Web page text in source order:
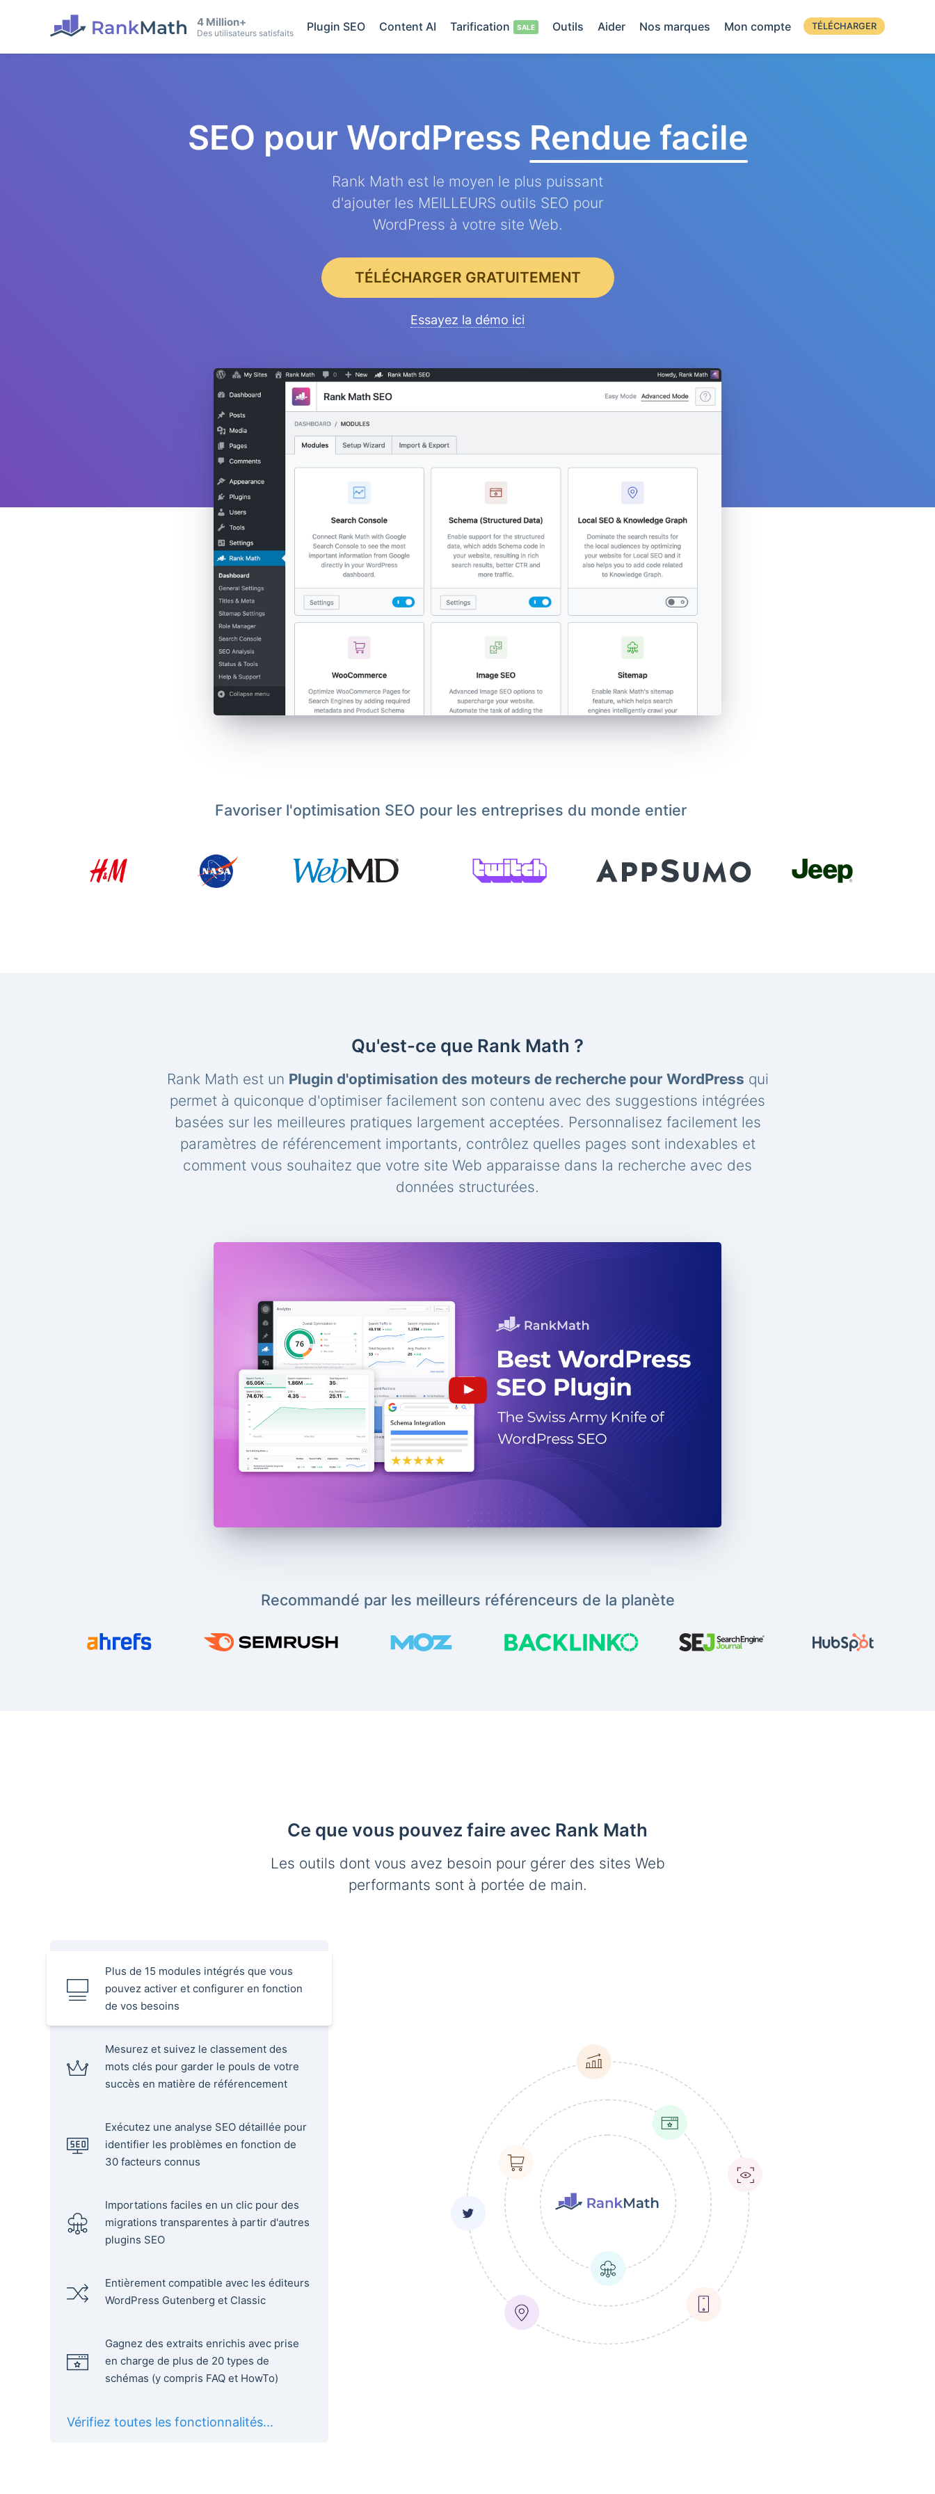
4 Million+
Des utilisateurs satisfaits Plugin SEO Content AI Tarification Outils Aider Nos marques Mon compte TÉLÉCHARGER
SEO pour WordPress Rendue facile
Rank Math est le moyen le plus puissant
d'ajouter les MEILLEURS outils SEO pour
WordPress à votre site Web.
TÉLÉCHARGER GRATUITEMENT
Essayez la démo ici
Favoriser l'optimisation SEO pour les entreprises du monde entier
Qu'est-ce que Rank Math ?
Rank Math est un Plugin d'optimisation des moteurs de recherche pour WordPress qui
permet à quiconque d'optimiser facilement son contenu avec des suggestions intégrées
basées sur les meilleures pratiques largement acceptées. Personnalisez facilement les
paramètres de référencement importants, contrôlez quelles pages sont indexables et
comment vous souhaitez que votre site Web apparaisse dans la recherche avec des
données structurées.
Recommandé par les meilleurs référenceurs de la planète
Ce que vous pouvez faire avec Rank Math
Les outils dont vous avez besoin pour gérer des sites Web
performants sont à portée de main.
Plus de 15 modules intégrés que vous
pouvez activer et configurer en fonction
de vos besoins
Mesurez et suivez le classement des
mots clés pour garder le pouls de votre
succès en matière de référencement
Exécutez une analyse SEO détaillée pour
identifier les problèmes en fonction de
30 facteurs connus
Importations faciles en un clic pour des
migrations transparentes à partir d'autres
plugins SEO
Entièrement compatible avec les éditeurs
WordPress Gutenberg et Classic
Gagnez des extraits enrichis avec prise
en charge de plus de 20 types de
schémas (y compris FAQ et HowTo)
Vérifiez toutes les fonctionnalités...